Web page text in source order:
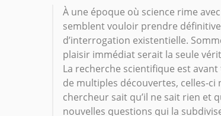
À une époque où science rime
semblent vouloir prendre
d’interrogation existentielle.
plaisir immédiat serait la seule
La recherche scientifique est
de multiples découvertes, celles-ci
chercheur sait qu’il ne sait rien et
nouvelles questions qui la